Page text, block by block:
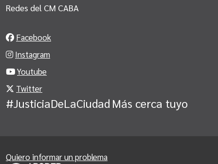
Redes del CM CABA
Facebook
Instagram
Youtube
Twitter
#JusticiaDeLaCiudad Más cerca tuyo
Quiero informar un problema